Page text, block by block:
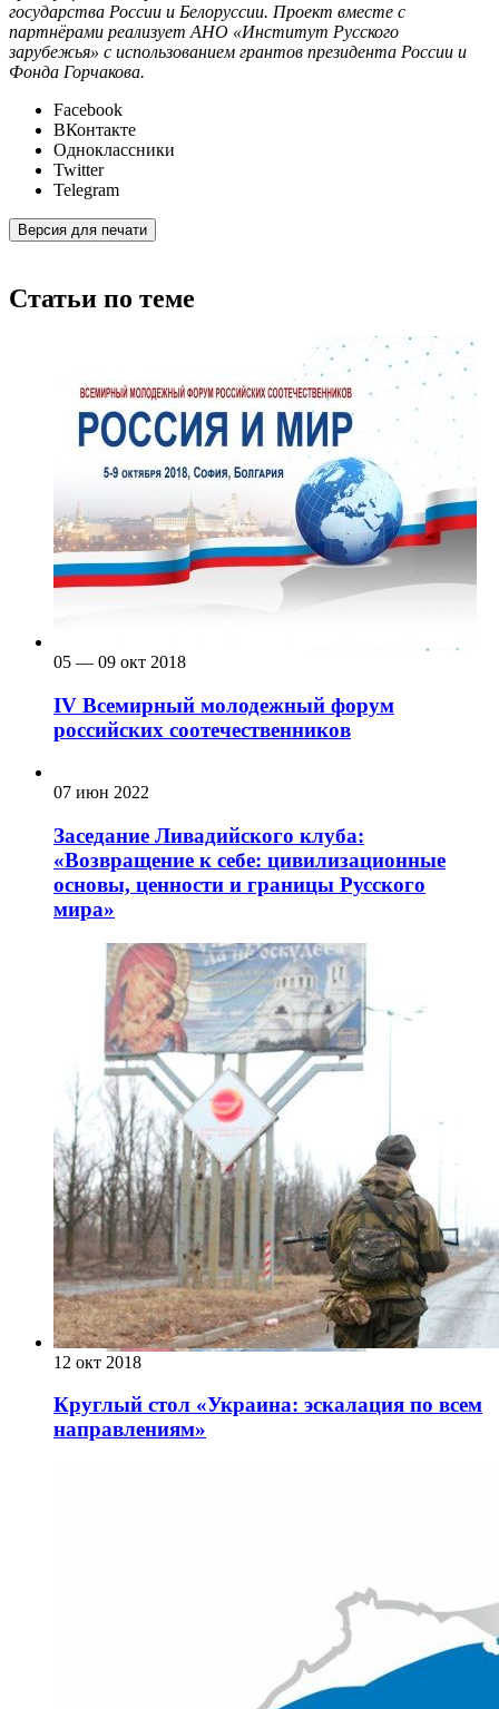
государства России и Белоруссии. Проект вместе с
партнёрами реализует АНО «Институт Русского
зарубежья» с использованием грантов президента России и
Фонда Горчакова.
Facebook
ВКонтакте
Одноклассники
Twitter
Telegram
Версия для печати
Статьи по теме
05 — 09 окт 2018
IV Всемирный молодежный форум
российских соотечественников
07 июн 2022
Заседание Ливадийского клуба:
«Возвращение к себе: цивилизационные
основы, ценности и границы Русского
мира»
12 окт 2018
Круглый стол «Украина: эскалация по всем
направлениям»